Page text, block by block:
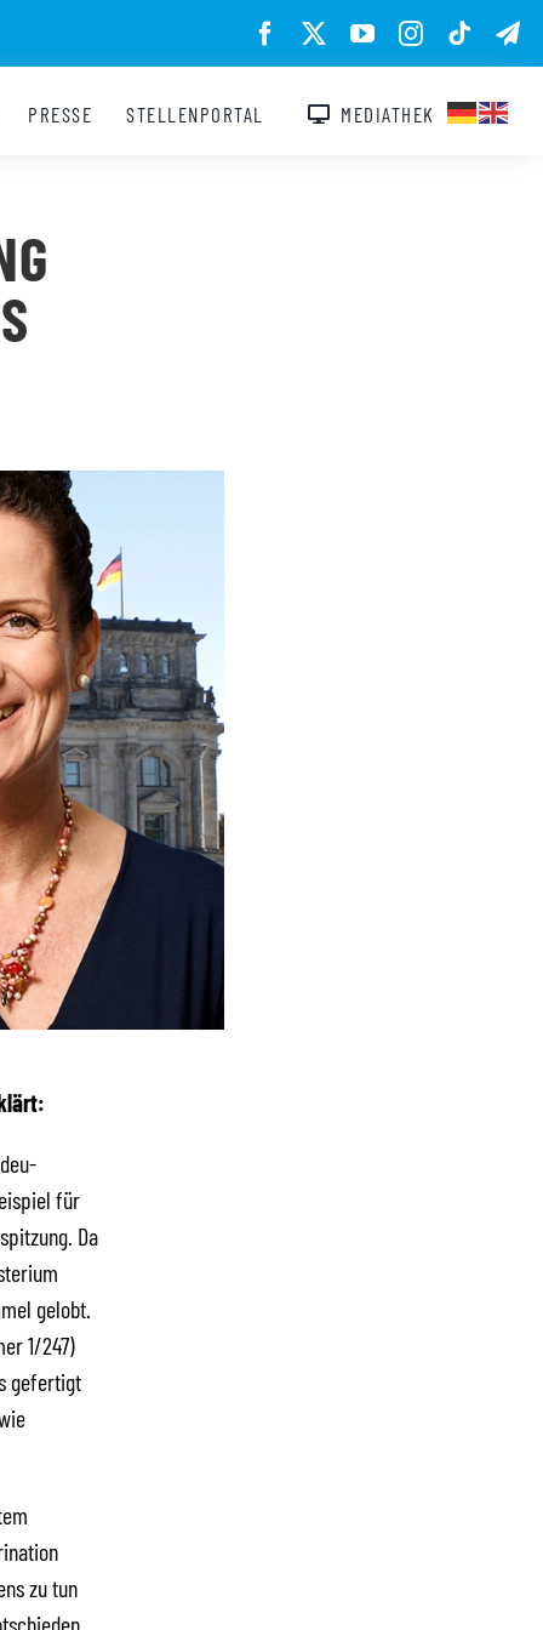
PRESSE STELLENPORTAL MEDIATHEK
für
Da
gelobt.
1/247)
gefertigt
zu tun